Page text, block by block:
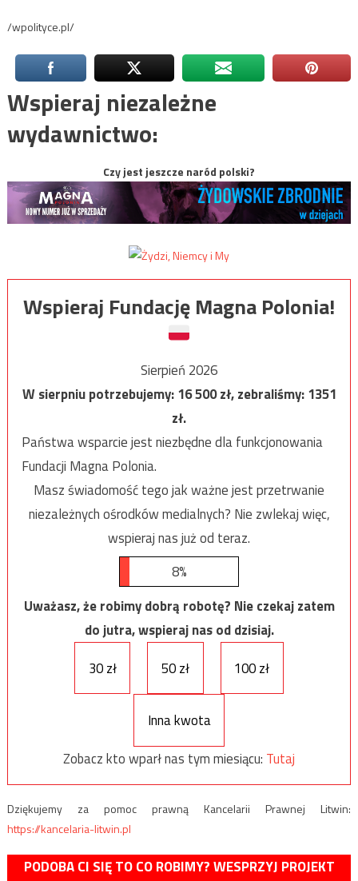
/wpolityce.pl/
Wspieraj niezależne
wydawnictwo:
Czy jest jeszcze naród polski?
Wspieraj Fundację Magna Polonia!
Sierpień 2026
W sierpniu potrzebujemy:16 500zł, zebraliśmy:1351
zł.
Państwa wsparcie jest niezbędne dla funkcjonowania
Fundacji Magna Polonia.
Masz świadomość tego jak ważne jest przetrwanie
niezależnych ośrodków medialnych? Nie zwlekaj więc,
wspieraj nas już od teraz.
8%
Uważasz, że robimy dobrą robotę? Nie czekaj zatem
do jutra, wspieraj nas od dzisiaj.
30 zł
50 zł 100 zł
Inna kwota
Zobacz kto wparł nas tym miesiącu: Tutaj
Dziękujemy za pomoc prawną Kancelarii Prawnej Litwin:
https://kancelaria-litwin.pl
PODOBA CI SIĘ TO CO ROBIMY? WESPRZYJ PROJEKT